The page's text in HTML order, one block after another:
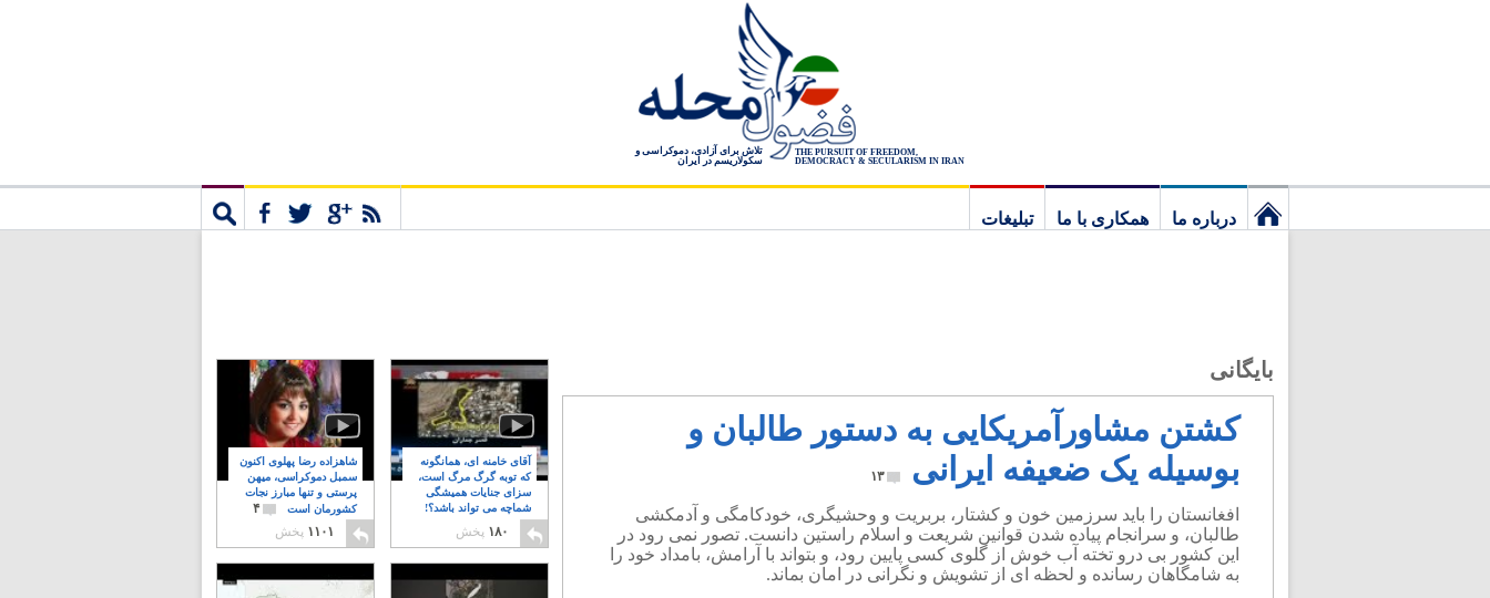
THE PURSUIT OF FREEDOM,
DEMOCRACY & SECULARISM IN IRAN
تلاش برای آزادی، دموکراسی و
سکولاریسم در ایران
درباره ما همکاری با ما
تبلیغات
بایگانی
کشتن مشاورآمریکایی به دستور طالبان و
بوسیله یک ضعیفه ایرانی
۱۳
افغانستان را باید سرزمین خون و کشتار، بربریت و وحشیگری، خودکامگی و آدمکشی
طالبان، و سرانجام پیاده شدن قوانین شریعت و اسلام راستین دانست. تصور نمی رود در
این کشور بی درو تخته آب خوش از گلوی کسی پایین رود، و بتواند با آرامش، بامداد خود را
به شامگاهان رسانده و لحظه ای از تشویش و نگرانی در امان بماند.
شاهزاده رضا پهلوی اکنون
سمبل دموکراسی، میهن
پرستی و تنها مبارز نجات
کشورمان است
۴
۱۱۰۱ پخش
آقای خامنه ای، همانگونه
که توبه گرگ مرگ است،
سزای جنایات همیشگی
شماچه می تواند باشد؟!
۸
۱۸۰ پخش